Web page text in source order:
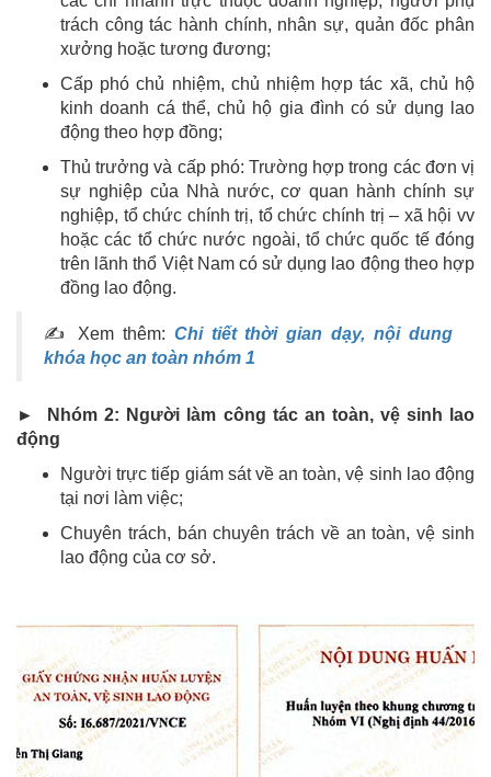
trách công tác hành chính, nhân sự, quản đốc phân
xưởng hoặc tương đương;
Cấp phó chủ nhiệm, chủ nhiệm hợp tác xã, chủ hộ
kinh doanh cá thể, chủ hộ gia đình có sử dụng lao
động theo hợp đồng;
Thủ trưởng và cấp phó: Trường hợp trong các đơn vị
sự nghiệp của Nhà nước, cơ quan hành chính sự
nghiệp, tổ chức chính trị, tổ chức chính trị – xã hội vv
hoặc các tổ chức nước ngoài, tổ chức quốc tế đóng
trên lãnh thổ Việt Nam có sử dụng lao động theo hợp
đồng lao động.
✍ Xem thêm: Chi tiết thời gian dạy, nội dung
khóa học an toàn nhóm 1
► Nhóm 2: Người làm công tác an toàn, vệ sinh lao
động
Người trực tiếp giám sát về an toàn, vệ sinh lao động
tại nơi làm việc;
Chuyên trách, bán chuyên trách về an toàn, vệ sinh
lao động của cơ sở.